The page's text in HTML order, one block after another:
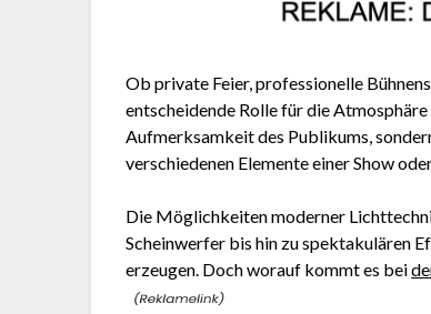
Ob private Feier, professionelle
entscheidende Rolle für die
Aufmerksamkeit des Publikums,
verschiedenen Elemente einer Show
Die Möglichkeiten moderner
Scheinwerfer bis hin zu spektakulären
erzeugen. Doch worauf kommt es bei